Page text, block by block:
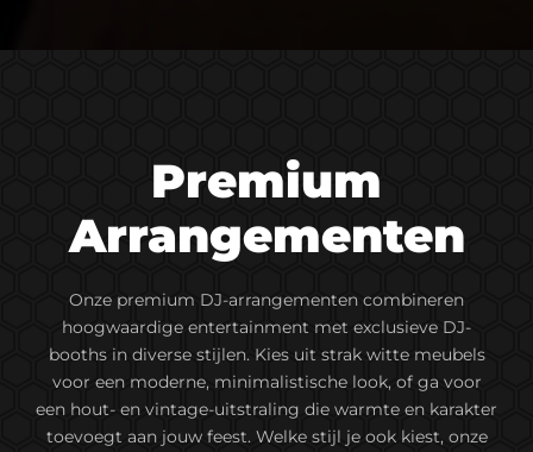
Premium
Arrangementen
Onze premium DJ-arrangementen combineren
hoogwaardige entertainment met exclusieve DJ-
booths in diverse stijlen. Kies uit strak witte meubels
voor een moderne, minimalistische look, of ga voor
een hout- en vintage-uitstraling die warmte en karakter
toevoegt aan jouw feest. Welke stijl je ook kiest, onze